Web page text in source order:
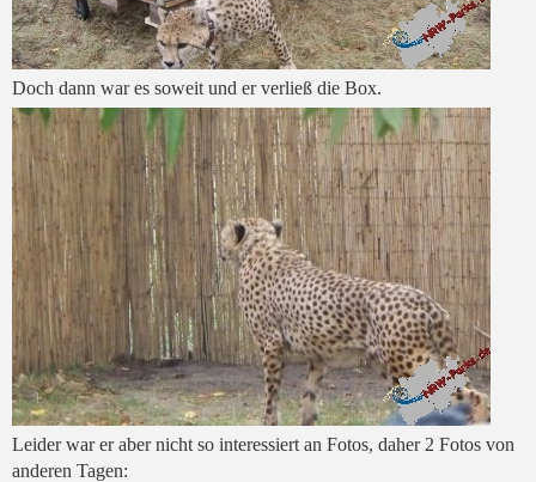
Doch dann war es soweit und er verließ die Box.
Leider war er aber nicht so interessiert an Fotos, daher 2 Fotos von
anderen Tagen: